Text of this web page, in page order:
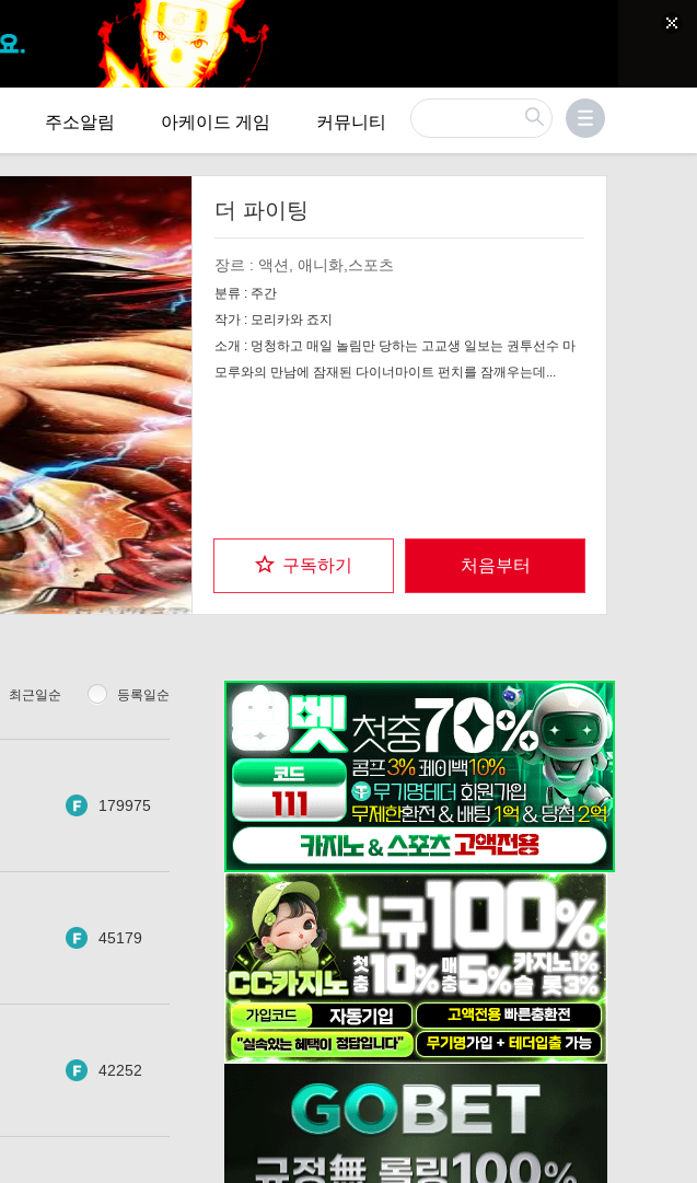
주소알림 아케이드 게임 커뮤니티
더 파이팅
구독하기 처음부터
장르 : 액션, 애니화,스포츠
분류 : 주간
작가 : 모리카와 죠지
소개 : 멍청하고 매일 놀림만 당하는 고교생 일보는 권투선수 마
모루와의 만남에 잠재된 다이너마이트 펀치를 잠깨우는데...
최근일순 등록일순
179975
45179
42252